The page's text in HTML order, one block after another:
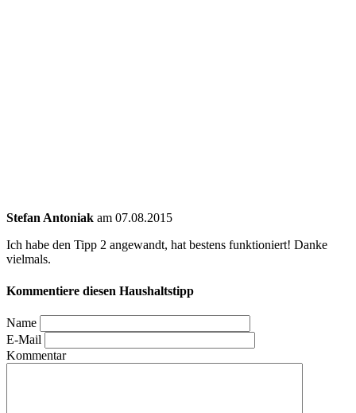
Stefan Antoniak am 07.08.2015
Ich habe den Tipp 2 angewandt, hat bestens funktioniert! Danke
vielmals.
Kommentiere diesen Haushaltstipp
Name
E-Mail
Kommentar